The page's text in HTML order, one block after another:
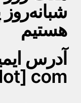
هستیم
com